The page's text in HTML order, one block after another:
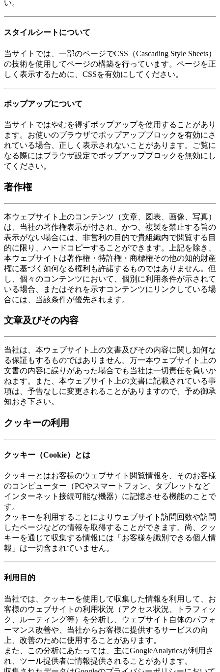
い。
スタイルシートについて
当サイトでは、一部のページでCSS（Cascading Style Sheets）
の技術を使用してページの構築を行っています。ページを正
しく表示するために、CSSを有効にしてください。
ポップアップについて
当サイトではやむを得ずポップアップを使用することがあり
ます。お使いのブラウザでポップアップブロックを有効にさ
れている場合、正しく表示されないことがあります。ご覧に
なる際にはブラウザ設定でポップアップブロックを無効にし
てください。
著作権
本ウェブサイト上のコンテンツ（文章、図表、画像、写真）
は、当社の著作権表示が付され、かつ、複製を禁止する旨の
表示がない場合には、非営利の目的で貴組織内で閲覧する目
的に限り、ハードコピーすることができます。上記を除き、
本ウェブサイトは著作権・特許権・商標権その他の知的財産
権に基づく如何なる権利も許諾するものではありません。但
し、個々のコンテンツにおいて、個別に利用条件が示されて
いる場合、またはそれを示すコンテンツにリンクしている場
合には、当該条件が優先されます。
文章及びその内容
当社は、本ウェブサイト上の文書及びその内容に関し如何な
る保証もするものではありません。万一本ウェブサイト上の
文書の内容に誤りがあった場合でも当社は一切責任を負いか
ねます。また、本ウェブサイト上の文書に記載されている事
項は、予告なしに変更されることがありますので、予め御承
知おき下さい。
クッキーの利用
クッキー（Cookie）とは
クッキーとはお客様のウェブサイト閲覧情報を、そのお客様
のコンピューター（PCやスマートフォン、タブレットなど
インターネット接続可能な機器）に記憶させる機能のことで
す。
クッキーを利用することによりウェブサイト訪問回数や訪問
したページなどの情報を取得することができます。尚、クッ
キーを通じて収集する情報には「お客様を識別できる個人情
報」は一切含まれていません。
利用目的
当社では、クッキーを使用して収集した情報を利用して、お
客様のウェブサイトの利用状況（アクセス状況、トラフィッ
ク、ルーティング等）を分析し、ウェブサイト自体のパフォ
ーマンス改善や、当社からお客様に提供するサービスの向
上、改善のために使用することがあります。
また、この分析にあたっては、主にGoogleAnalyticsが利用さ
れ、ツール提供者に情報提供されることがあります。